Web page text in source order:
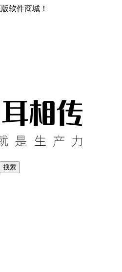
软件商城！